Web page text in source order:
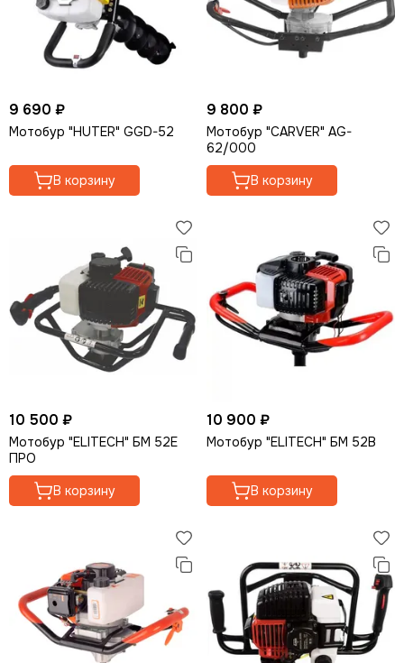
9 690 ₽
Мотобур "HUTER" GGD-52
В корзину
9 800 ₽
Мотобур "CARVER" AG-
62/000
В корзину
10 500 ₽
Мотобур "ELITECH" БМ 52Е
ПРО
В корзину
10 900 ₽
Мотобур "ELITECH" БМ 52В
В корзину